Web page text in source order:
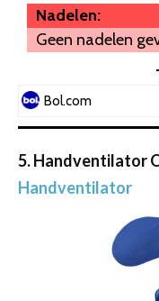
Nadelen:
Geen nadelen
Bol.com
5. Handventilator
Handventilator